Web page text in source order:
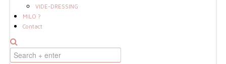
VIDE-DRESSING
MILO ?
Contact